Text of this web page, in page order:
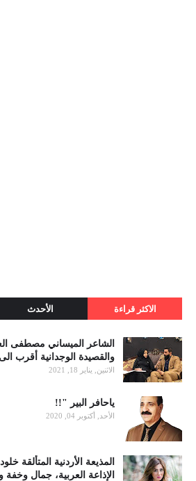
الاكثر قراءة الأحدث
الشاعر الميساني مصطفى
والقصيدة الوجدانية أقرب
الاثنين, يناير 18, 2021
ياحافر البير "!!
الأحد, أكتوبر 04, 2020
المذيعة الأردنية المتألقة
الإذاعة العربية، جمال